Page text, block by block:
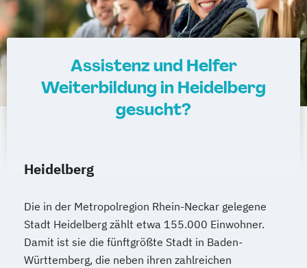
Assistenz und Helfer
Weiterbildung in Heidelberg
gesucht?
Heidelberg
Die in der Metropolregion Rhein-Neckar gelegene
Stadt Heidelberg zählt etwa 155.000 Einwohner.
Damit ist sie die fünftgrößte Stadt in Baden-
Württemberg, die neben ihren zahlreichen